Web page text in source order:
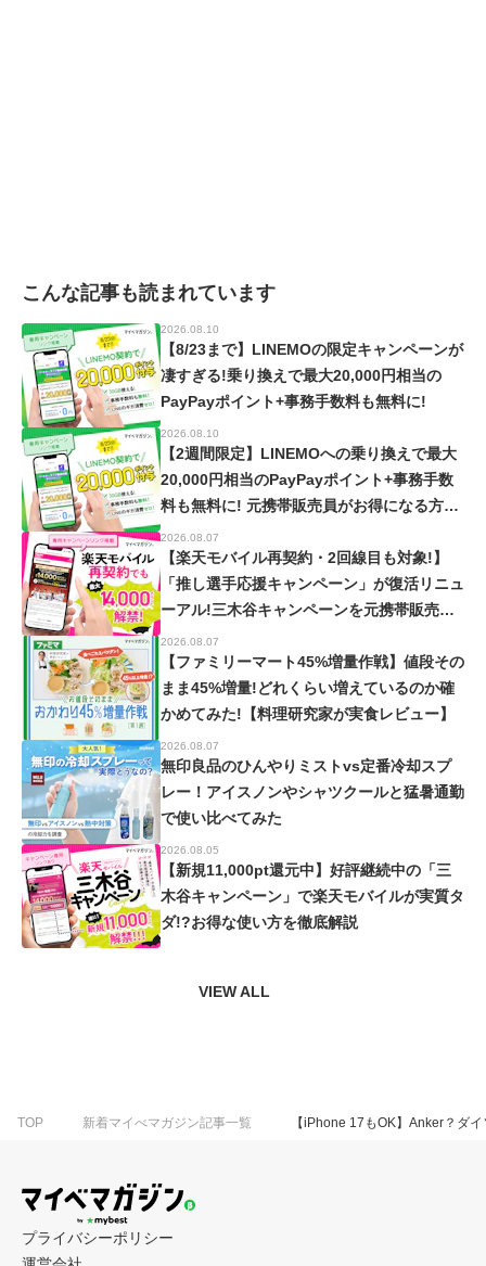
こんな記事も読まれています
2026.08.10
【8/23まで】LINEMOの限定キャンペーンが
凄すぎる!乗り換えで最大20,000円相当の
PayPayポイント+事務手数料も無料に!
2026.08.10
【2週間限定】LINEMOへの乗り換えで最大
20,000円相当のPayPayポイント+事務手数
料も無料に! 元携帯販売員がお得になる方法
を教えます
2026.08.07
【楽天モバイル再契約・2回線目も対象!】
「推し選手応援キャンペーン」が復活リニュ
ーアル!三木谷キャンペーンを元携帯販売員
が徹底解説!【楽天イーグルス・ヴィッセル
神戸】
2026.08.07
【ファミリーマート45%増量作戦】値段その
まま45%増量!どれくらい増えているのか確
かめてみた!【料理研究家が実食レビュー】
2026.08.07
無印良品のひんやりミストvs定番冷却スプ
レー！アイスノンやシャツクールと猛暑通勤
で使い比べてみた
2026.08.05
【新規11,000pt還元中】好評継続中の「三
木谷キャンペーン」で楽天モバイルが実質タ
ダ!?お得な使い方を徹底解説
VIEW ALL
TOP 新着マイべマガジン記事一覧 【iPhone 17もOK】Anker？ダ
プライバシーポリシー